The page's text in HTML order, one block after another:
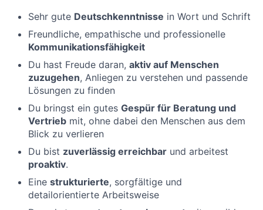
Sehr gute Deutschkenntnisse in Wort und Schrift
Freundliche, empathische und professionelle
Kommunikationsfähigkeit
Du hast Freude daran, aktiv auf Menschen
zuzugehen, Anliegen zu verstehen und passende
Lösungen zu finden
Du bringst ein gutes Gespür für Beratung und
Vertrieb mit, ohne dabei den Menschen aus dem
Blick zu verlieren
Du bist zuverlässig erreichbar und arbeitest
proaktiv.
Eine strukturierte, sorgfältige und
detailorientierte Arbeitsweise